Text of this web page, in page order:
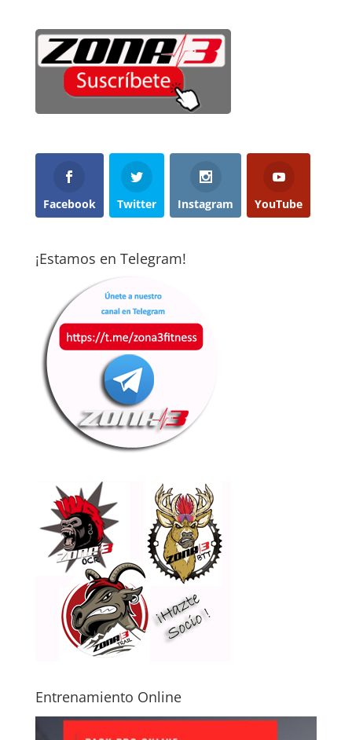
Facebook Twitter Instagram YouTube
¡Estamos en Telegram!
Entrenamiento Online